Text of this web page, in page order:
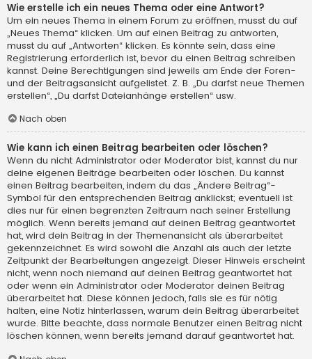
Wie erstelle ich ein neues Thema oder eine Antwort?
Um ein neues Thema in einem Forum zu eröffnen, musst du auf
„Neues Thema“ klicken. Um auf einen Beitrag zu antworten,
musst du auf „Antworten“ klicken. Es könnte sein, dass eine
Registrierung erforderlich ist, bevor du einen Beitrag schreiben
kannst. Deine Berechtigungen sind jeweils am Ende der Foren-
und der Beitragsansicht aufgelistet. Z. B. „Du darfst neue Themen
erstellen“, „Du darfst Dateianhänge erstellen“ usw.
Nach oben
Wie kann ich einen Beitrag bearbeiten oder löschen?
Wenn du nicht Administrator oder Moderator bist, kannst du nur
deine eigenen Beiträge bearbeiten oder löschen. Du kannst
einen Beitrag bearbeiten, indem du das „Ändere Beitrag“-
Symbol für den entsprechenden Beitrag anklickst; eventuell ist
dies nur für einen begrenzten Zeitraum nach seiner Erstellung
möglich. Wenn bereits jemand auf deinen Beitrag geantwortet
hat, wird dein Beitrag in der Themenansicht als überarbeitet
gekennzeichnet. Es wird sowohl die Anzahl als auch der letzte
Zeitpunkt der Bearbeitungen angezeigt. Dieser Hinweis erscheint
nicht, wenn noch niemand auf deinen Beitrag geantwortet hat
oder wenn ein Administrator oder Moderator deinen Beitrag
überarbeitet hat. Diese können jedoch, falls sie es für nötig
halten, eine Notiz hinterlassen, warum dein Beitrag überarbeitet
wurde. Bitte beachte, dass normale Benutzer einen Beitrag nicht
löschen können, wenn bereits jemand darauf geantwortet hat.